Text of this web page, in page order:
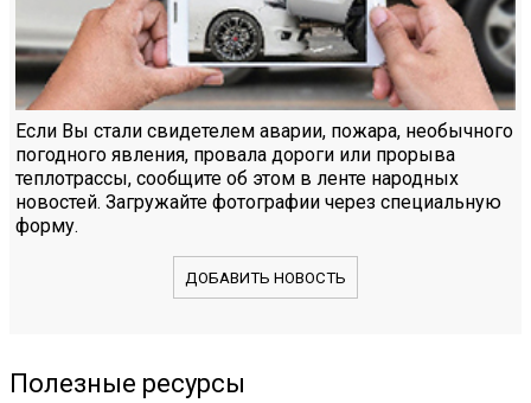
Если Вы стали свидетелем аварии, пожара, необычного
погодного явления, провала дороги или прорыва
теплотрассы, сообщите об этом в ленте народных
новостей. Загружайте фотографии через специальную
форму.
ДОБАВИТЬ НОВОСТЬ
Полезные ресурсы